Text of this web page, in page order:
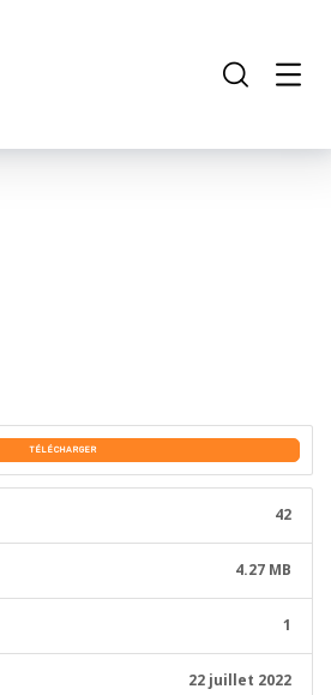
TÉLÉCHARGER
42
4.27 MB
1
22 juillet 2022